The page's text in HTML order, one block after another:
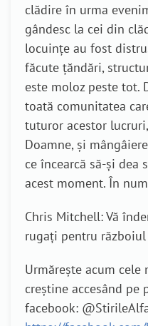
clădire în urma
gândesc la cei din
locuințe au fost
făcute țăndări,
este moloz peste tot.
toată comunitatea
tuturor acestor
Doamne, și
ce încearcă să-și dea
acest moment. În
Chris Mitchell: Vă
rugați pentru
Urmărește acum
creștine accesând pe
facebook: